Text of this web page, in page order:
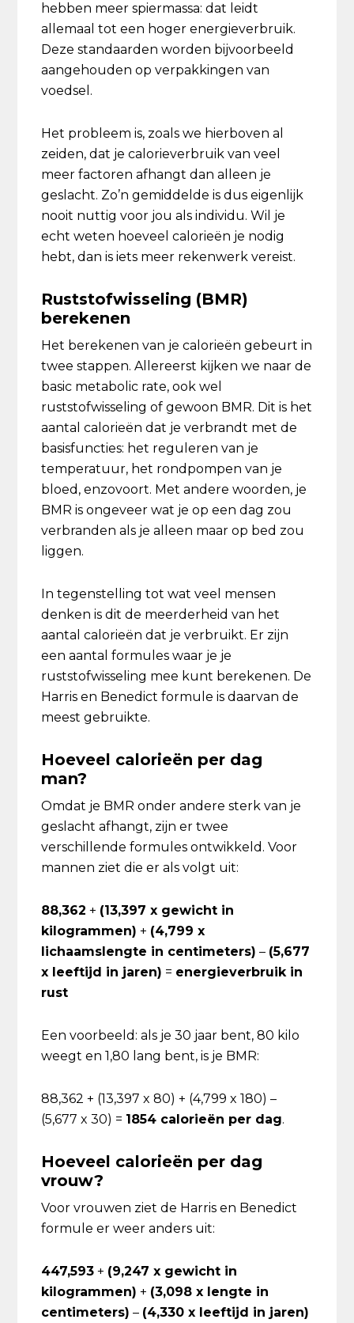
hebben meer spiermassa: dat leidt
allemaal tot een hoger energieverbruik.
Deze standaarden worden bijvoorbeeld
aangehouden op verpakkingen van
voedsel.
Het probleem is, zoals we hierboven al
zeiden, dat je calorieverbruik van veel
meer factoren afhangt dan alleen je
geslacht. Zo’n gemiddelde is dus eigenlijk
nooit nuttig voor jou als individu. Wil je
echt weten hoeveel calorieën je nodig
hebt, dan is iets meer rekenwerk vereist.
Ruststofwisseling (BMR)
berekenen
Het berekenen van je calorieën gebeurt in
twee stappen. Allereerst kijken we naar de
basic metabolic rate, ook wel
ruststofwisseling of gewoon BMR. Dit is het
aantal calorieën dat je verbrandt met de
basisfuncties: het reguleren van je
temperatuur, het rondpompen van je
bloed, enzovoort. Met andere woorden, je
BMR is ongeveer wat je op een dag zou
verbranden als je alleen maar op bed zou
liggen.
In tegenstelling tot wat veel mensen
denken is dit de meerderheid van het
aantal calorieën dat je verbruikt. Er zijn
een aantal formules waar je je
ruststofwisseling mee kunt berekenen. De
Harris en Benedict formule is daarvan de
meest gebruikte.
Hoeveel calorieën per dag
man?
Omdat je BMR onder andere sterk van je
geslacht afhangt, zijn er twee
verschillende formules ontwikkeld. Voor
mannen ziet die er als volgt uit:
88,362 + (13,397 x gewicht in
kilogrammen) + (4,799 x
lichaamslengte in centimeters) – (5,677
x leeftijd in jaren) = energieverbruik in
rust
Een voorbeeld: als je 30 jaar bent, 80 kilo
weegt en 1,80 lang bent, is je BMR:
88,362 + (13,397 x 80) + (4,799 x 180) –
(5,677 x 30) = 1854 calorieën per dag.
Hoeveel calorieën per dag
vrouw?
Voor vrouwen ziet de Harris en Benedict
formule er weer anders uit:
447,593 + (9,247 x gewicht in
kilogrammen) + (3,098 x lengte in
centimeters) – (4,330 x leeftijd in jaren)